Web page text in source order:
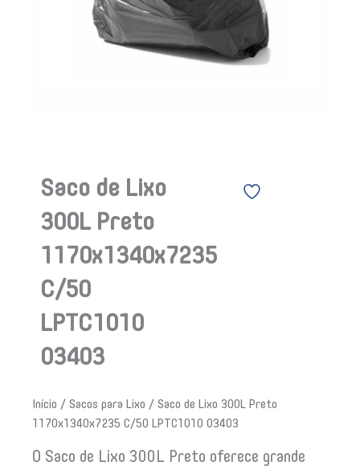
Saco de Lixo
300L Preto
1170x1340x7235
C/50
LPTC1010
03403
Início / Sacos para Lixo / Saco de Lixo 300L Preto
1170x1340x7235 C/50 LPTC1010 03403
O Saco de Lixo 300L Preto oferece grande